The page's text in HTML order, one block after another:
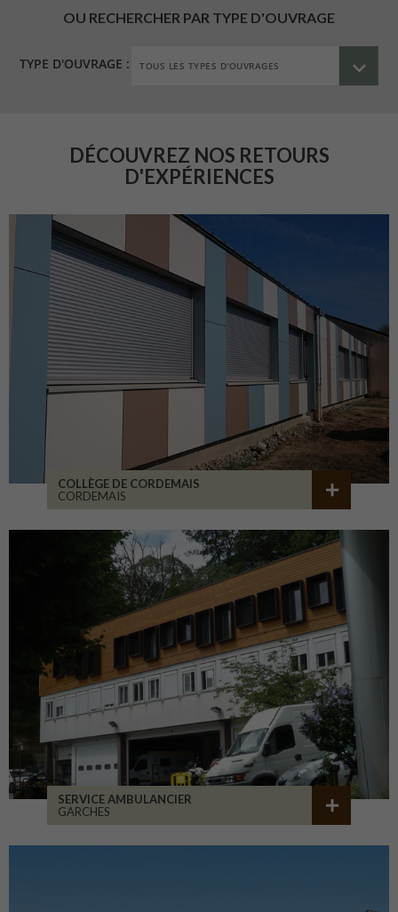
OU RECHERCHER PAR TYPE D'OUVRAGE
TYPE D'OUVRAGE :
DÉCOUVREZ NOS RETOURS
D'EXPÉRIENCES
COLLÈGE DE CORDEMAIS
CORDEMAIS
SERVICE AMBULANCIER
GARCHES